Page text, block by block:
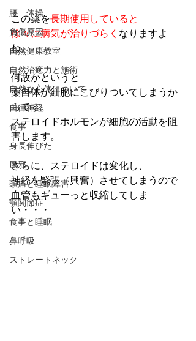
腰 体操
負傷原因
自然健康教室
自然治癒力と施術
自然な心体について
自律神経
食事
身長伸びた
風邪
頭痛と睡眠障害
顎関節症
食事と睡眠
鼻呼吸
ストレートネック
この薬を長期使用していると
徐々に病気が治りづらく なりますよ
ね。
何故かというと
薬自体が細胞にこびりついてしまうか
らです。
ステロイドホルモンが細胞の活動を阻
害します。
さらに、ステロイドは変化し、
神経を緊張（興奮）させてしまうので
血管もギューっと収縮してしま
い・・・